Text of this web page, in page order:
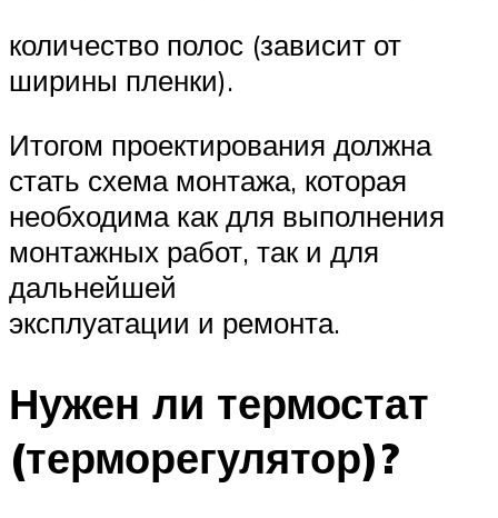
количество полос (зависит от
ширины пленки).
Итогом проектирования должна
стать схема монтажа, которая
необходима как для выполнения
монтажных работ, так и для
дальнейшей
эксплуатации и ремонта.
Нужен ли термостат
(терморегулятор)?